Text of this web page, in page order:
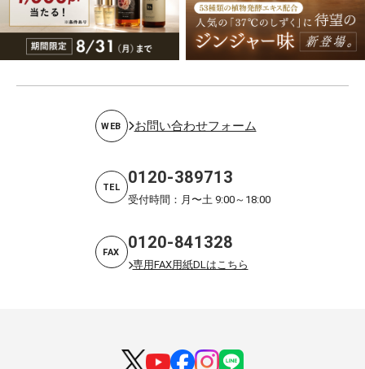
WEB お問い合わせフォーム
TEL 0120-389713
受付時間：月〜土 9:00～18:00
FAX 0120-841328
専用FAX用紙DLはこちら